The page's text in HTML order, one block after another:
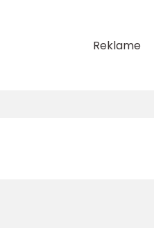
Reklame